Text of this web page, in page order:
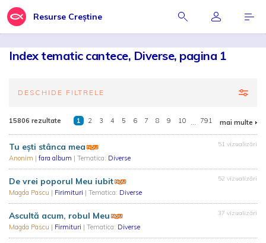
Resurse Creștine
Index tematic cantece, Diverse, pagina 1
DESCHIDE FILTRELE
15806 rezultate 1 2 3 4 5 6 7 8 9 10 ... 791 mai multe
Tu ești stânca mea
Anonim | fara album | Tematica: Diverse
51 vizualizări
De vrei poporul Meu iubit
Magda Pascu | Firimituri | Tematica: Diverse
52 vizualizări
Ascultă acum, robul Meu
Magda Pascu | Firmituri | Tematica: Diverse
37 vizualizări